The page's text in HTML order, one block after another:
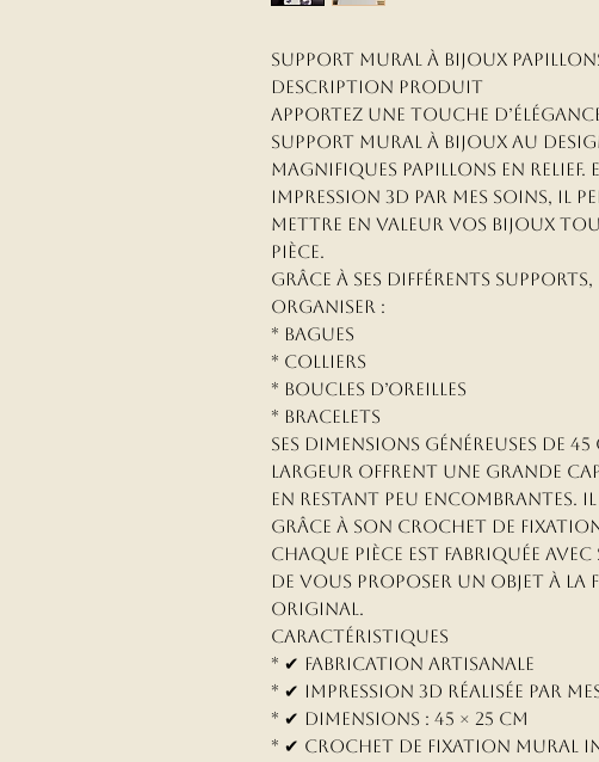
Support mural à bijoux papillons
Description produit
Apportez une touche
support mural à bijoux au
magnifiques papillons en relief.
impression 3D par mes soins, il
mettre en valeur vos bijoux
pièce.
Grâce à ses différents
organiser :
* Bagues
* Colliers
* Boucles d’oreilles
* Bracelets
Ses dimensions généreuses de
largeur offrent une grande
en restant peu encombrantes.
grâce à son crochet de
Chaque pièce est fabriquée
de vous proposer un objet à
original.
Caractéristiques
* ✔ Fabrication artisanale
* ✔ Impression 3D réalisée par
* ✔ Dimensions : 45 × 25 cm
* ✔ Crochet de fixation mural